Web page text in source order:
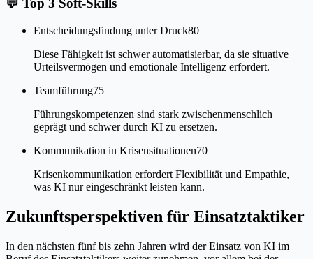
💬 Top 3 Soft-Skills
Entscheidungsfindung unter Druck80
Diese Fähigkeit ist schwer automatisierbar, da sie situative
Urteilsvermögen und emotionale Intelligenz erfordert.
Teamführung75
Führungskompetenzen sind stark zwischenmenschlich
geprägt und schwer durch KI zu ersetzen.
Kommunikation in Krisensituationen70
Krisenkommunikation erfordert Flexibilität und Empathie,
was KI nur eingeschränkt leisten kann.
Zukunftsperspektiven für Einsatztaktiker
In den nächsten fünf bis zehn Jahren wird der Einsatz von KI im